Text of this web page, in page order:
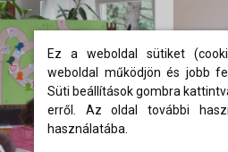
Ez a weboldal sütiket
weboldal működjön és jobb
Süti beállítások gombra
erről. Az oldal további
használatába.